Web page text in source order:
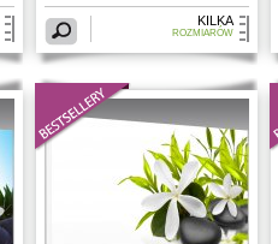
KILKA
ROZMIARÓW